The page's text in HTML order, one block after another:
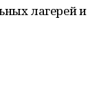
лагерей и